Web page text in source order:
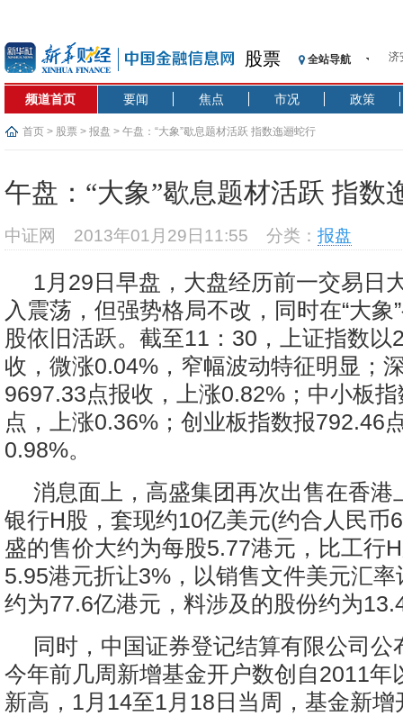
股票 全站导航
【
记
【
在
央
沥
恒
频道首页 要闻 焦点 市况 政策
首页 > 股票 > 报盘 > 午盘：“大象”歇息题材活跃 指数迤逦蛇行
午盘：“大象”歇息题材活跃 指数
中证网 2013年01月29日11:55 分类： 报盘
1月29日早盘，大盘经历前一交易日
入震荡，但强势格局不改，同时在“大象
股依旧活跃。截至11：30，上证指数以
收，微涨0.04%，窄幅波动特征明显；
9697.33点报收，上涨0.82%；中小板
点，上涨0.36%；创业板指数报792.46
0.98%。
消息面上，高盛集团再次出售在香港
银行H股，套现约10亿美元(约合人民币
盛的售价大约为每股5.77港元，比工行
5.95港元折让3%，以销售文件美元汇
约为77.6亿港元，料涉及的股份约为
同时，中国证券登记结算有限公司公
今年前几周新增基金开户数创自2011年
新高，1月14至1月18日当周，基金新增